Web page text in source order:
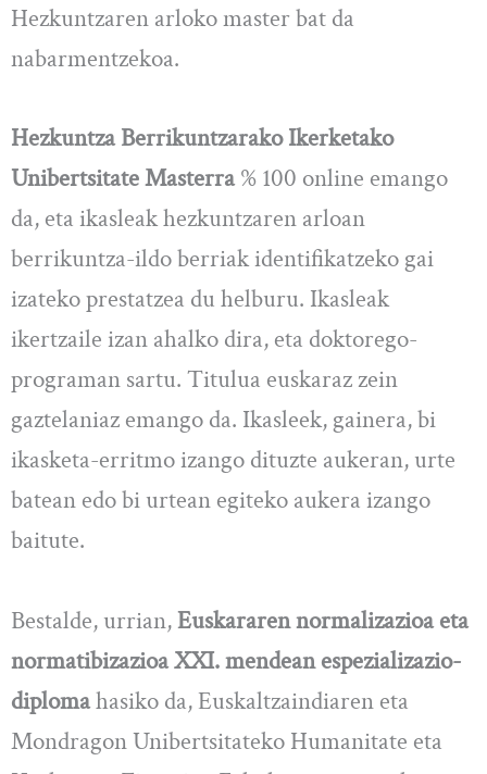
Hezkuntzaren arloko master bat da
nabarmentzekoa.
Hezkuntza Berrikuntzarako Ikerketako
Unibertsitate Masterra% 100 online emango
da, eta ikasleak hezkuntzaren arloan
berrikuntza-ildo berriak identifikatzeko gai
izateko prestatzea du helburu. Ikasleak
ikertzaile izan ahalko dira, eta doktorego-
programan sartu. Titulua euskaraz zein
gaztelaniaz emango da. Ikasleek, gainera, bi
ikasketa-erritmo izango dituzte aukeran, urte
batean edo bi urtean egiteko aukera izango
baitute.
Bestalde, urrian,Euskararen normalizazioa eta
normatibizazioa XXI. mendean espezializazio-
diplomahasiko da, Euskaltzaindiaren eta
Mondragon Unibertsitateko Humanitate eta